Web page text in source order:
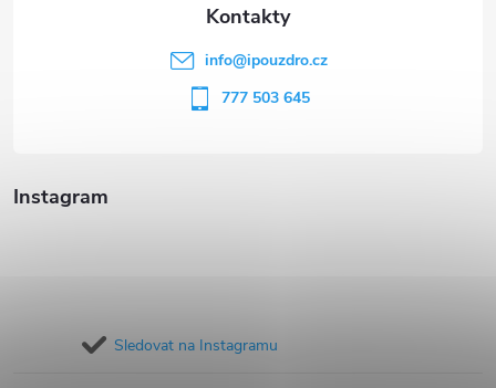
Instagram
Sledovat na Instagramu
info@ipouzdro.cz
777 503 645